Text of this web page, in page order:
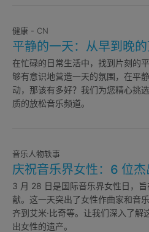
健康 - CN
平静的一天：从早到晚
在忙碌的日常生活中，找到片刻的
够有意识地营造一天的氛围，在平
动，那该有多好？我们为您精心挑
质的放松音乐频道。
音乐人物轶事
庆祝音乐界女性：6 位
3 月 28 日是国际音乐界女性日，
献。这一天突出了女性作曲家和音
齐到艾米·比奇等。让我们深入了解
出女性的遗产。